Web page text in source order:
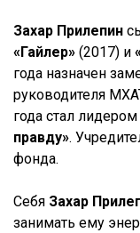
Захар Прилепин
«Гайлер» (2017) и
года назначен
руководителя
года стал
правду».
фонда.
Себя Захар
занимать ему